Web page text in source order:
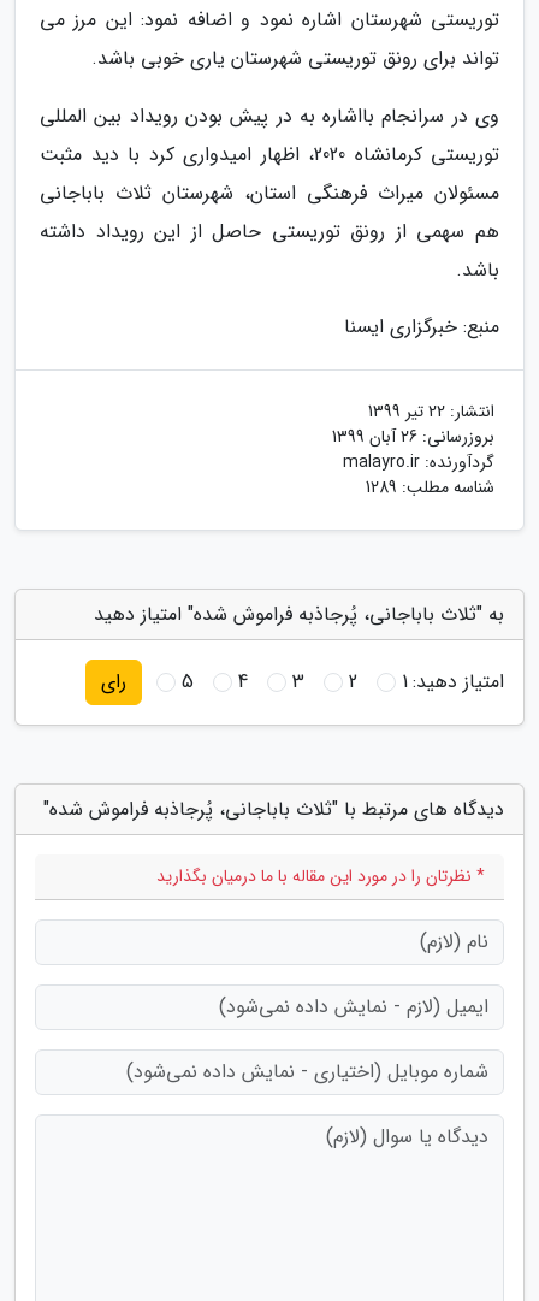
توریستی شهرستان اشاره نمود و اضافه نمود: این مرز می
تواند برای رونق توریستی شهرستان یاری خوبی باشد.
وی در سرانجام بااشاره به در پیش بودن رویداد بین المللی
توریستی کرمانشاه 2020، اظهار امیدواری کرد با دید مثبت
مسئولان میراث فرهنگی استان، شهرستان ثلاث باباجانی
هم سهمی از رونق توریستی حاصل از این رویداد داشته
باشد.
منبع: خبرگزاری ایسنا
انتشار: 22 تیر 1399
بروزرسانی: 26 آبان 1399
گردآورنده: malayro.ir
شناسه مطلب: 1289
به "ثلاث باباجانی، پُرجاذبه فراموش شده" امتیاز دهید
امتیاز دهید:1
2
3
4
5 رای
دیدگاه های مرتبط با "ثلاث باباجانی، پُرجاذبه فراموش شده"
* نظرتان را در مورد این مقاله با ما درمیان بگذارید